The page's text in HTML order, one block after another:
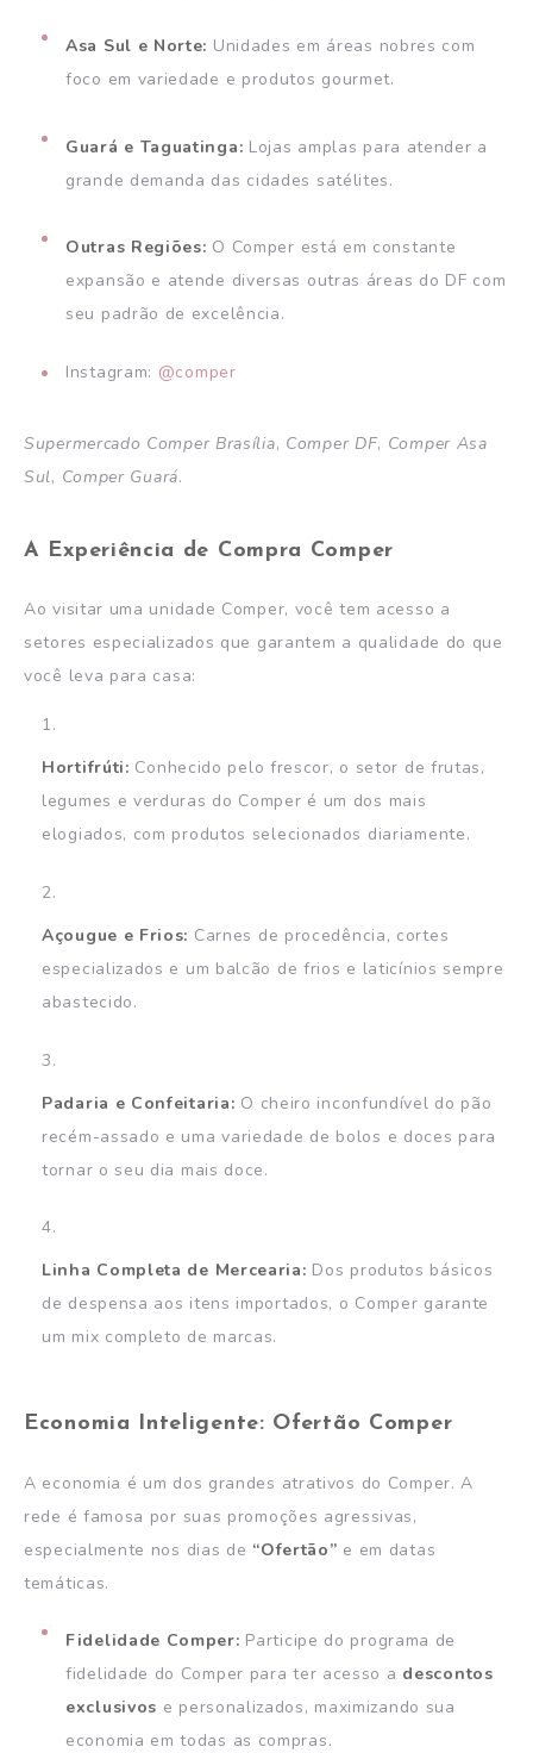
Asa Sul e Norte: Unidades em áreas nobres com
foco em variedade e produtos gourmet.
Guará e Taguatinga: Lojas amplas para atender a
grande demanda das cidades satélites.
Outras Regiões: O Comper está em constante
expansão e atende diversas outras áreas do DF com
seu padrão de excelência.
Instagram: @comper
Supermercado Comper Brasília, Comper DF, Comper Asa
Sul, Comper Guará.
A Experiência de Compra Comper
Ao visitar uma unidade Comper, você tem acesso a
setores especializados que garantem a qualidade do que
você leva para casa:
Hortifrúti: Conhecido pelo frescor, o setor de frutas,
legumes e verduras do Comper é um dos mais
elogiados, com produtos selecionados diariamente.
Açougue e Frios: Carnes de procedência, cortes
especializados e um balcão de frios e laticínios sempre
abastecido.
Padaria e Confeitaria: O cheiro inconfundível do pão
recém-assado e uma variedade de bolos e doces para
tornar o seu dia mais doce.
Linha Completa de Mercearia: Dos produtos básicos
de despensa aos itens importados, o Comper garante
um mix completo de marcas.
Economia Inteligente: Ofertão Comper
A economia é um dos grandes atrativos do Comper. A
rede é famosa por suas promoções agressivas,
especialmente nos dias de “Ofertão” e em datas
temáticas.
Fidelidade Comper: Participe do programa de
fidelidade do Comper para ter acesso a descontos
exclusivos e personalizados, maximizando sua
economia em todas as compras.